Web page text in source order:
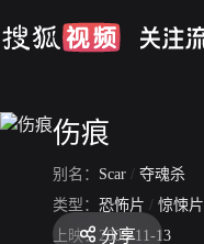
伤痕
别名： Scar / 夺魂杀
类型： 恐怖片 / 惊悚片
上映： 2008-11-13
分享